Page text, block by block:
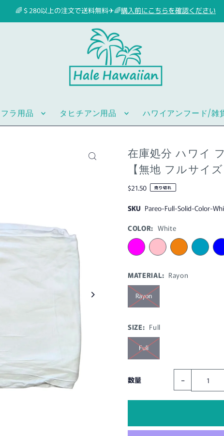
🌈＄280以上の注文で送料無料✈🌈購入前にこちらを確認ください
フラ用品 タヒチアン用品 ハワイアンフード/雑
在庫処分 ハワイ
【無地 フルサイ
$21.50 売り切れ
SKU Pareo-Full-Solid-Color-
COLOR: White
MATERIAL: Rayon
Rayon
SIZE: Full
Full
数量 -